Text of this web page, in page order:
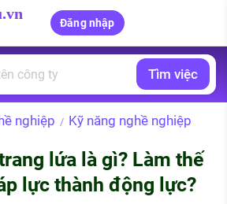
Đăng nhập
- Net
cá nhân
Tìm việc
nghiệp / Kỹ năng nghề nghiệp
lứa là gì? Làm thế
lực thành động lực?